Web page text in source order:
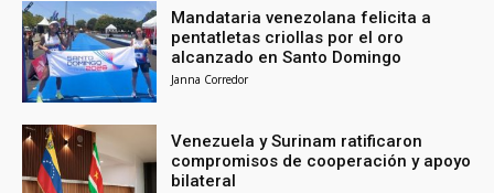
Mandataria venezolana felicita a
pentatletas criollas por el oro
alcanzado en Santo Domingo
Janna Corredor
Venezuela y Surinam ratificaron
compromisos de cooperación y apoyo
bilateral